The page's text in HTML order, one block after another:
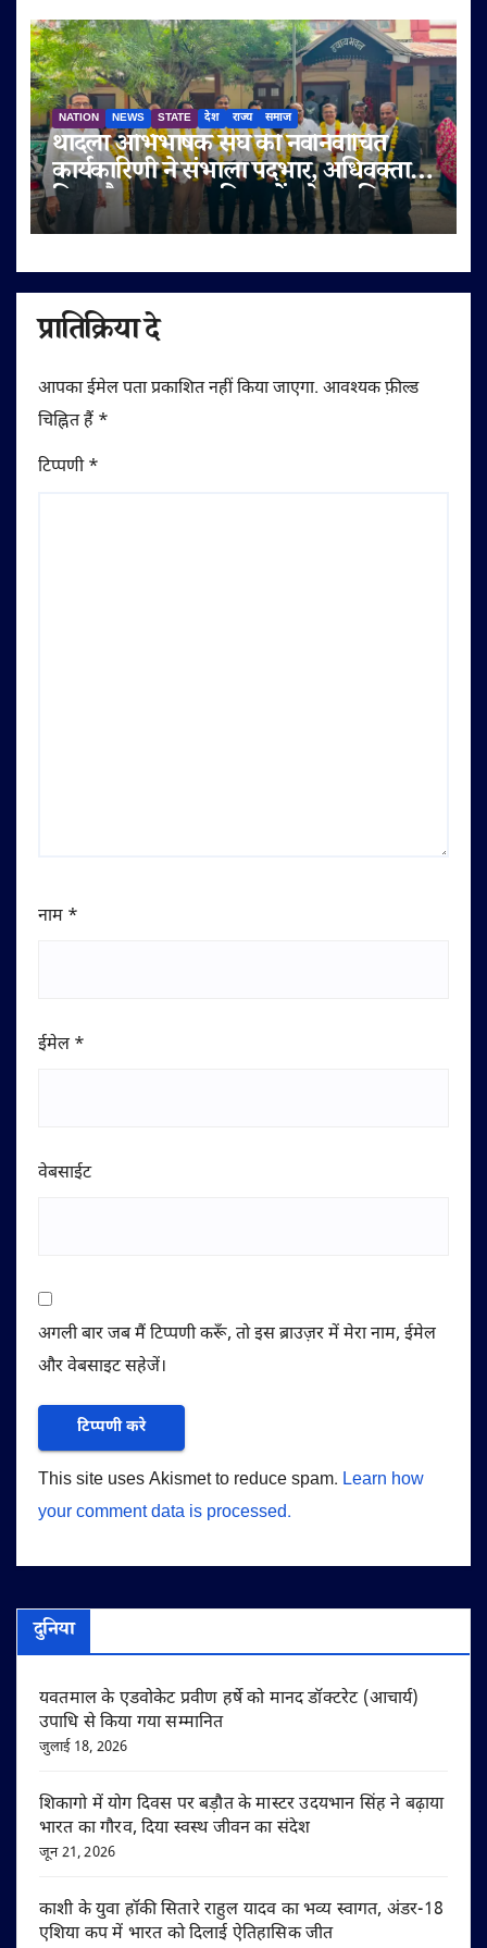
NATION NEWS STATE देश राज्य समाज
थांदला अभिभाषक संघ की नवनिर्वाचित
कार्यकारिणी ने संभाला पदभार, अधिवक्ता
हित और पक्षकार सुविधाओं को प्राथमिकता
प्रातिक्रिया दे
आपका ईमेल पता प्रकाशित नहीं किया जाएगा. आवश्यक फ़ील्ड
चिह्नित हैं *
टिप्पणी*
नाम *
ईमेल *
वेबसाईट
अगली बार जब मैं टिप्पणी करूँ, तो इस ब्राउज़र में मेरा नाम, ईमेल
और वेबसाइट सहेजें।
This site uses Akismet to reduce spam. Learn how
your comment data is processed.
दुनिया
यवतमाल के एडवोकेट प्रवीण हर्षे को मानद डॉक्टरेट (आचार्य)
उपाधि से किया गया सम्मानित
जुलाई 18, 2026
शिकागो में योग दिवस पर बड़ौत के मास्टर उदयभान सिंह ने बढ़ाया
भारत का गौरव, दिया स्वस्थ जीवन का संदेश
जून 21, 2026
काशी के युवा हॉकी सितारे राहुल यादव का भव्य स्वागत, अंडर-18
एशिया कप में भारत को दिलाई ऐतिहासिक जीत